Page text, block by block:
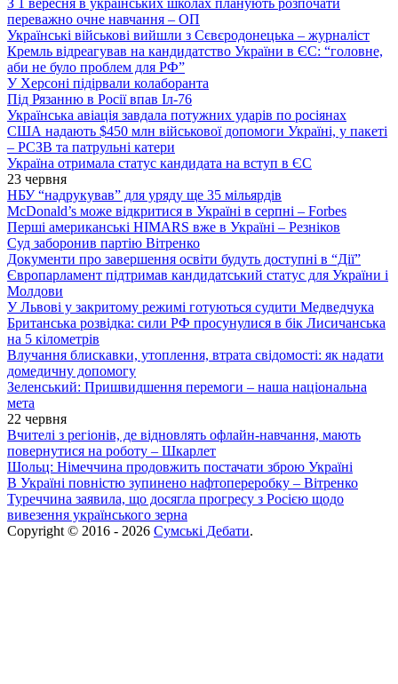
З 1 вересня в українських школах планують розпочати
переважно очне навчання – ОП
Українські військові вийшли з Сєвєродонецька – журналіст
Кремль відреагував на кандидатство України в ЄС: “головне,
аби не було проблем для РФ”
У Херсоні підірвали колаборанта
Під Рязанню в Росії впав Іл-76
Українська авіація завдала потужних ударів по росіянах
США надають $450 млн військової допомоги Україні, у пакеті
– РСЗВ та патрульні катери
Україна отримала статус кандидата на вступ в ЄС
23 червня
НБУ “надрукував” для уряду ще 35 мільярдів
McDonald’s може відкритися в Україні в серпні – Forbes
Перші американські HIMARS вже в Україні – Резніков
Суд заборонив партію Вітренко
Документи про завершення освіти будуть доступні в “Дії”
Європарламент підтримав кандидатський статус для України і
Молдови
У Львові у закритому режимі готуються судити Медведчука
Британська розвідка: сили РФ просунулися в бік Лисичанська
на 5 кілометрів
Влучання блискавки, утоплення, втрата свідомості: як надати
домедичну допомогу
Зеленський: Пришвидшення перемоги – наша національна
мета
22 червня
Вчителі з регіонів, де відновлять офлайн-навчання, мають
повернутися на роботу – Шкарлет
Шольц: Німеччина продовжить постачати зброю Україні
В Україні повністю зупинено нафтопереробку – Вітренко
Туреччина заявила, що досягла прогресу з Росією щодо
вивезення українського зерна
Copyright © 2016 - 2026 Сумські Дебати.